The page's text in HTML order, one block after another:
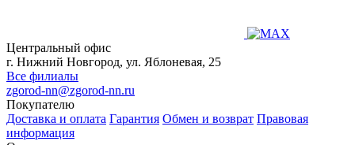
Центральный офис
г. Нижний Новгород, ул. Яблоневая, 25
Все филиалы
zgorod-nn@zgorod-nn.ru
Покупателю
Доставка и оплата Гарантия Обмен и возврат Правовая
информация